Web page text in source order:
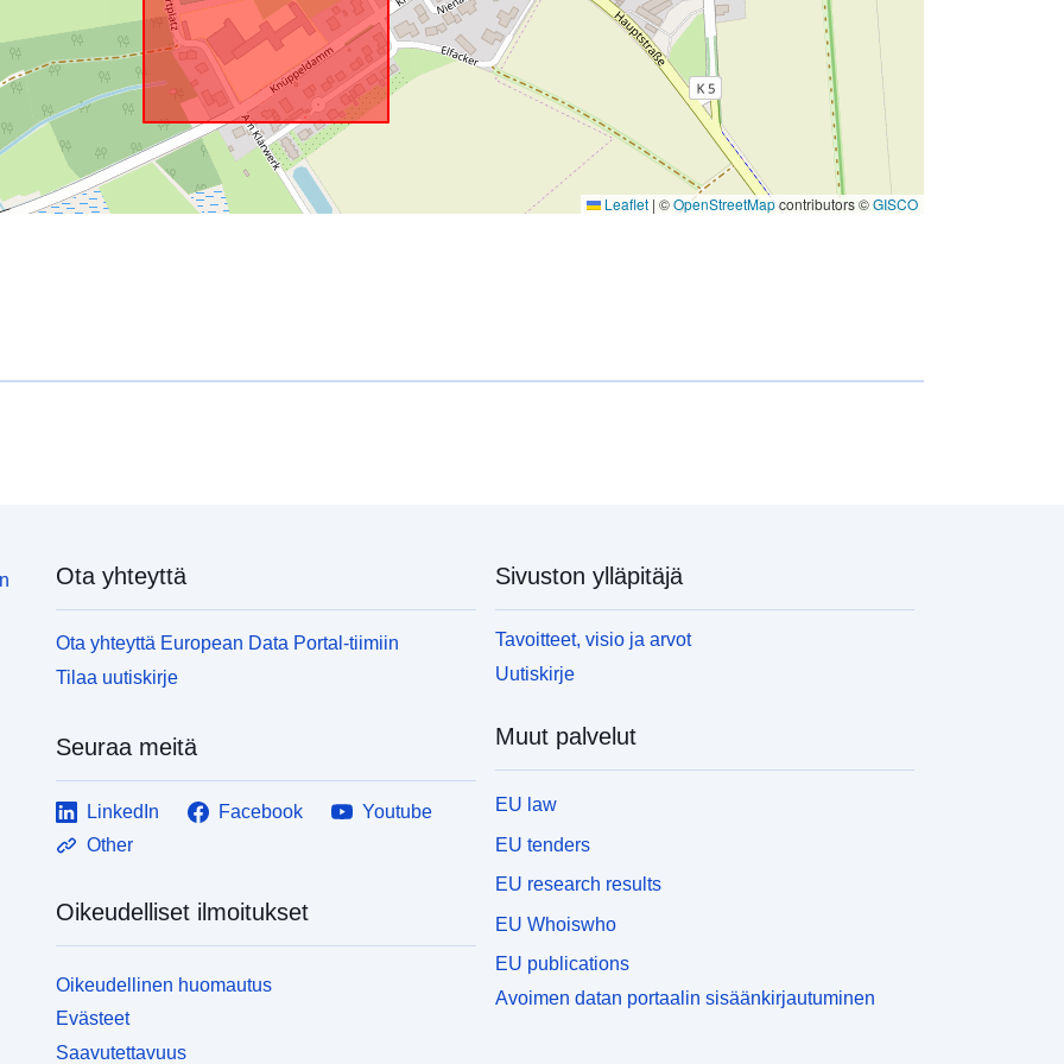
Leaflet | ©OpenStreetMapcontributors ©GISCO
Ota yhteyttä
Ota yhteyttä European Data Portal-tiimiin
Tilaa uutiskirje
Seuraa meitä
LinkedIn Facebook
Youtube
Other
Oikeudelliset ilmoitukset
Oikeudellinen huomautus
Evästeet
Saavutettavuus
Sivuston ylläpitäjä
Tavoitteet, visio ja arvot
Uutiskirje
Muut palvelut
EU law
EU tenders
EU research results
EU Whoiswho
EU publications
Avoimen datan portaalin sisäänkirjautuminen